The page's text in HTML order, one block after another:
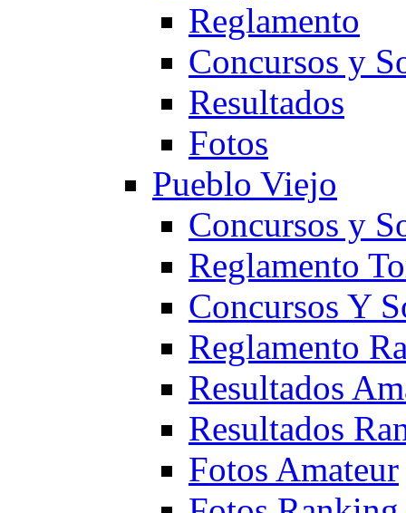
Reglamento
Concursos y
Resultados
Fotos
Pueblo Viejo
Concursos y
Reglamento
Concursos Y
Reglamento
Resultados
Resultados
Fotos Amateur